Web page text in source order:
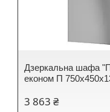
Дзеркальна шафа
економ П
3 863 ₴